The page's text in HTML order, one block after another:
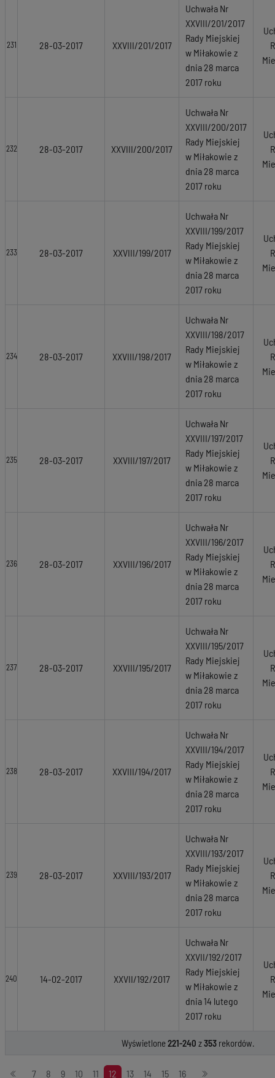
231 28-03-2017 XXVIII/201/2017
Uchwała Nr
XXVIII/201/2017
Rady Miejskiej
w Miłakowie z
dnia 28 marca
2017 roku
232 28-03-2017 XXVIII/200/2017
Uchwała Nr
XXVIII/200/2017
Rady Miejskiej
w Miłakowie z
dnia 28 marca
2017 roku
233 28-03-2017 XXVIII/199/2017
Uchwała Nr
XXVIII/199/2017
Rady Miejskiej
w Miłakowie z
dnia 28 marca
2017 roku
234 28-03-2017 XXVIII/198/2017
Uchwała Nr
XXVIII/198/2017
Rady Miejskiej
w Miłakowie z
dnia 28 marca
2017 roku
235 28-03-2017 XXVIII/197/2017
Uchwała Nr
XXVIII/197/2017
Rady Miejskiej
w Miłakowie z
dnia 28 marca
2017 roku
236 28-03-2017 XXVIII/196/2017
Uchwała Nr
XXVIII/196/2017
Rady Miejskiej
w Miłakowie z
dnia 28 marca
2017 roku
237 28-03-2017 XXVIII/195/2017
Uchwała Nr
XXVIII/195/2017
Rady Miejskiej
w Miłakowie z
dnia 28 marca
2017 roku
238 28-03-2017 XXVIII/194/2017
Uchwała Nr
XXVIII/194/2017
Rady Miejskiej
w Miłakowie z
dnia 28 marca
2017 roku
239 28-03-2017 XXVIII/193/2017
Uchwała Nr
XXVIII/193/2017
Rady Miejskiej
w Miłakowie z
dnia 28 marca
2017 roku
240 14-02-2017 XXVII/192/2017
Uchwała Nr
XXVII/192/2017
Rady Miejskiej
w Miłakowie z
dnia 14 lutego
2017 roku
Wyświetlone221-240 z353rekordów.
Stronicowanie
7 8 9 10 11 12 13 14 15 16